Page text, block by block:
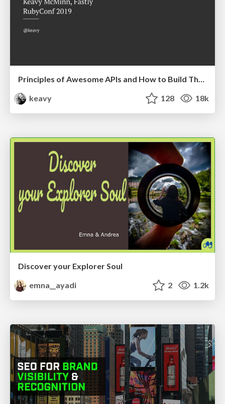
Principles of Awesome APIs and How to Build Them.
keavy
128 18k
Discover your Explorer Soul
emna__ayadi
2 1.2k